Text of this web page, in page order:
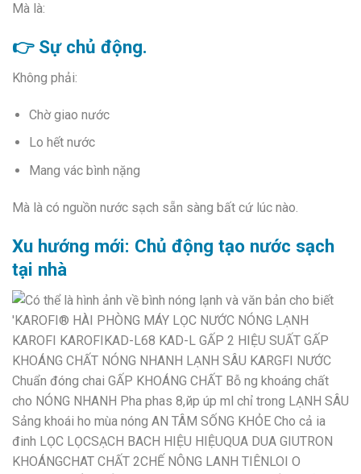
Mà là:
👉 Sự chủ động.
Không phải:
Chờ giao nước
Lo hết nước
Mang vác bình nặng
Mà là có nguồn nước sạch sẵn sàng bất cứ lúc nào.
Xu hướng mới: Chủ động tạo nước sạch
tại nhà